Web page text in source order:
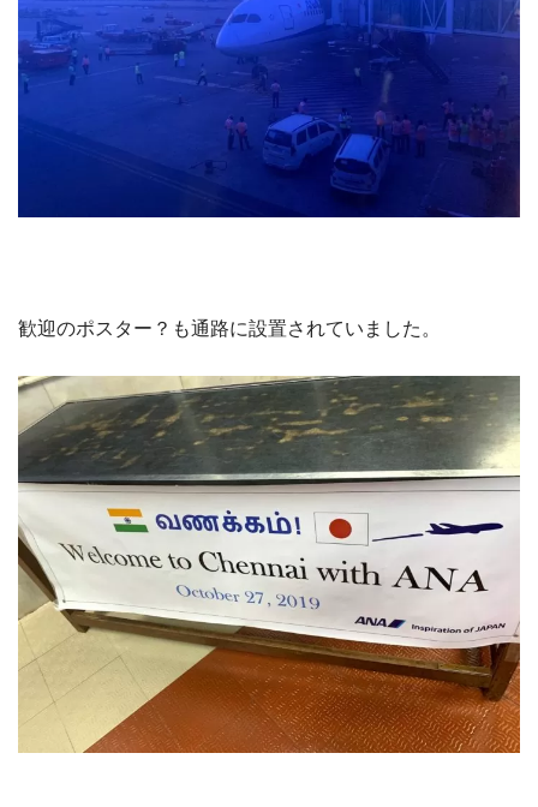
歓迎のポスター？も通路に設置されていました。